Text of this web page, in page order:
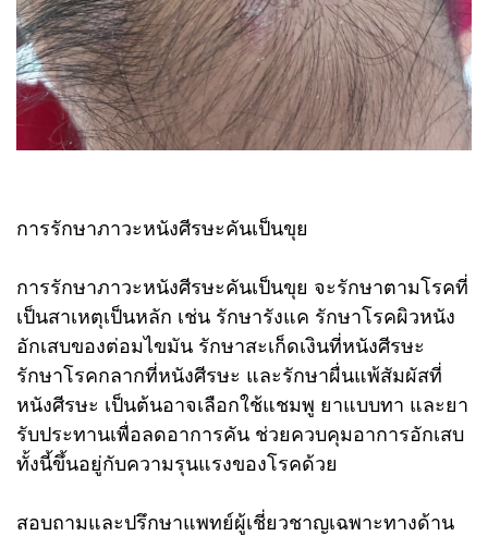
การรักษาภาวะหนังศีรษะคันเป็นขุย
การรักษาภาวะหนังศีรษะคันเป็นขุย จะรักษาตามโรคที่
เป็นสาเหตุเป็นหลัก เช่น รักษารังแค รักษาโรคผิวหนัง
อักเสบของต่อมไขมัน รักษาสะเก็ดเงินที่หนังศีรษะ
รักษาโรคกลากที่หนังศีรษะ และรักษาผื่นแพ้สัมผัสที่
หนังศีรษะ เป็นต้นอาจเลือกใช้แชมพู ยาแบบทา และยา
รับประทานเพื่อลดอาการคัน ช่วยควบคุมอาการอักเสบ
ทั้งนี้ขึ้นอยู่กับความรุนแรงของโรคด้วย
สอบถามและปรึกษาแพทย์ผู้เชี่ยวชาญเฉพาะทางด้าน